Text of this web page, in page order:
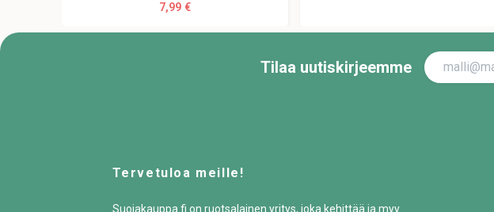
7,99 €
Tilaa uutiskirjeemme
Tervetuloa meille!
Suojakauppa.fi on ruotsalainen yritys, joka kehittää ja myy